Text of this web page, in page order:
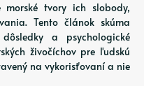
tvory ich slobody,
Tento článok skúma
a psychologické
živočíchov pre ľudskú
na vykorisťovaní a nie